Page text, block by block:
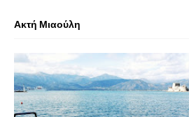
Ακτή Μιαούλη